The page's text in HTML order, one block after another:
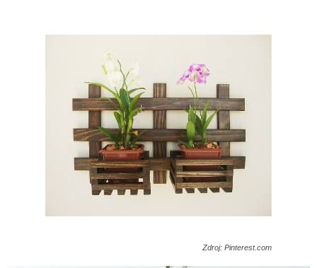
Zdroj: Pinterest.com